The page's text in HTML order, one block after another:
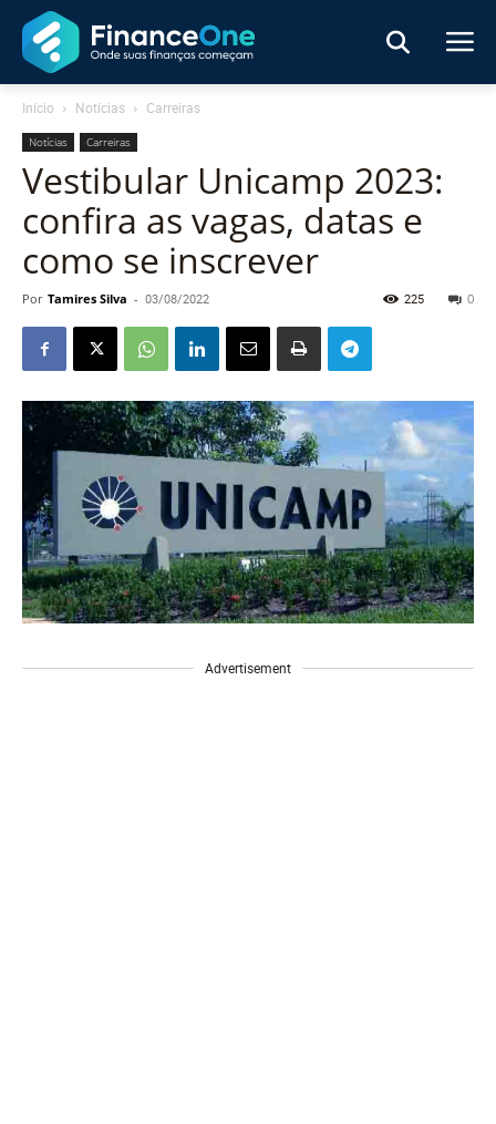
Início Notícias Carreiras
Notícias Carreiras
Vestibular Unicamp 2023:
confira as vagas, datas e
como se inscrever
Por Tamires Silva - 03/08/2022 0
225
Advertisement